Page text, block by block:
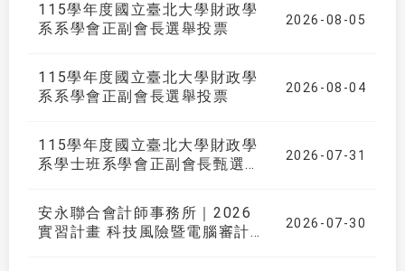
115學年度國立臺北大學財政學
系系學會正副會長選舉投票
2026-08-05
115學年度國立臺北大學財政學
系系學會正副會長選舉投票
2026-08-04
115學年度國立臺北大學財政學
系學士班系學會正副會長甄選登
2026-07-31
安永聯合會計師事務所｜2026
實習計畫 科技風險暨電腦審計服
2026-07-30